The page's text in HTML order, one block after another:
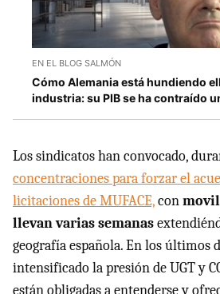
EN EL BLOG SALMÓN
Cómo Alemania está hundiendo
industria: su PIB se ha contraído
Los sindicatos han convocado,
concentraciones para forzar el
licitaciones de MUFACE,con
llevan varias semanas
geografía española. En los últimos
intensificado la presión de UGT y
están obligadas a entenderse y